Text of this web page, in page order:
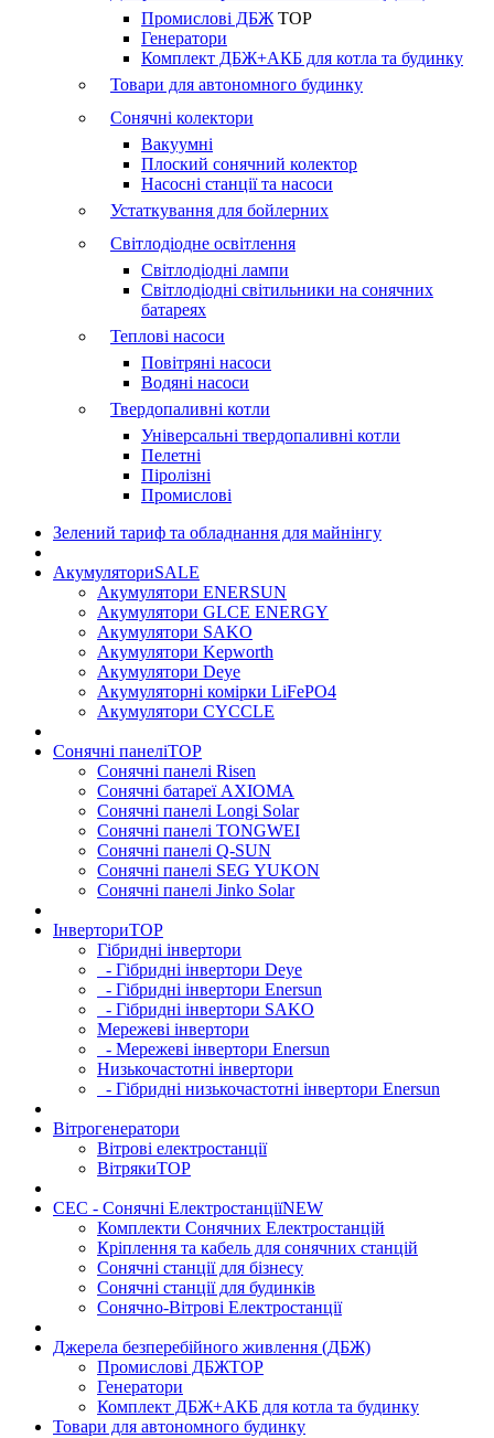
Промислові ДБЖ TOP
Генератори
Комплект ДБЖ+АКБ для котла та будинку
Товари для автономного будинку
Сонячні колектори
Вакуумні
Плоский сонячний колектор
Насосні станції та насоси
Устаткування для бойлерних
Світлодіодне освітлення
Світлодіодні лампи
Світлодіодні світильники на сонячних
батареях
Теплові насоси
Повітряні насоси
Водяні насоси
Твердопаливні котли
Універсальні твердопаливні котли
Пелетні
Піролізні
Промислові
Зелений тариф та обладнання для майнінгу
АкумуляториSALE
Акумулятори ENERSUN
Акумулятори GLCE ENERGY
Акумулятори SAKO
Акумулятори Kepworth
Акумулятори Deye
Акумуляторні комірки LiFePO4
Акумулятори CYCCLE
Сонячні панеліTOP
Сонячні панелі Risen
Сонячні батареї AXIOMA
Сонячні панелі Longi Solar
Сонячні панелі TONGWEI
Сонячні панелі Q-SUN
Сонячні панелі SEG YUKON
Сонячні панелі Jinko Solar
ІнверториTOP
Гібридні інвертори
- Гібридні інвертори Deye
- Гібридні інвертори Enersun
- Гібридні інвертори SAKO
Мережеві інвертори
- Мережеві інвертори Enersun
Низькочастотні інвертори
- Гібридні низькочастотні інвертори Enersun
Вітрогенератори
Вітрові електростанції
ВітрякиTOP
СЕС - Сонячні ЕлектростанціїNEW
Комплекти Сонячних Електростанцій
Кріплення та кабель для сонячних станцій
Сонячні станції для бізнесу
Сонячні станції для будинків
Сонячно-Вітрові Електростанції
Джерела безперебійного живлення (ДБЖ)
Промислові ДБЖTOP
Генератори
Комплект ДБЖ+АКБ для котла та будинку
Товари для автономного будинку